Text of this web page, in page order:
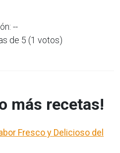
--
de 5 (1 votos)
más recetas!
Fresco y Delicioso del